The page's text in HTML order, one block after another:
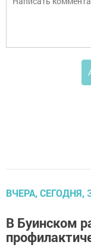
ВЧЕРА, СЕГОДНЯ,
В Буинском